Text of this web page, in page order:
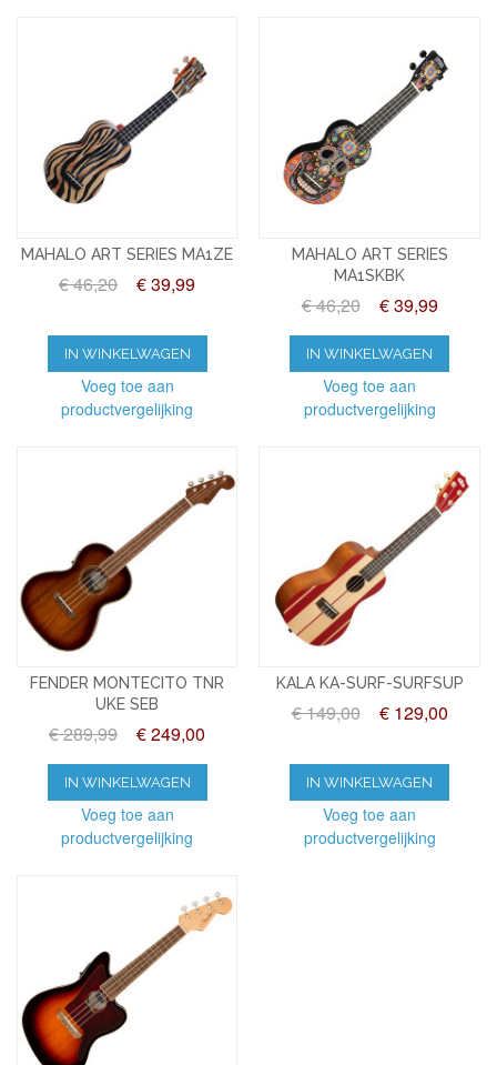
MAHALO ART SERIES MA1ZE
€ 46,20 € 39,99
IN WINKELWAGEN
Voeg toe aan
productvergelijking
MAHALO ART SERIES
MA1SKBK
€ 46,20 € 39,99
IN WINKELWAGEN
Voeg toe aan
productvergelijking
FENDER MONTECITO TNR
UKE SEB
€ 289,99 € 249,00
IN WINKELWAGEN
Voeg toe aan
productvergelijking
KALA KA-SURF-SURFSUP
€ 149,00 € 129,00
IN WINKELWAGEN
Voeg toe aan
productvergelijking